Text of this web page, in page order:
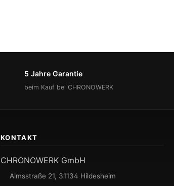
5 Jahre Garantie
beim Kauf bei CHRONOWERK
KONTAKT
CHRONOWERK GmbH
Almsstraße 21, 31134 Hildesheim